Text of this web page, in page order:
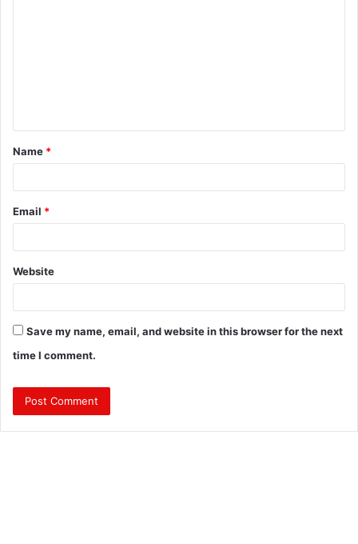
t
*
Name *
Email *
Website
Save my name, email, and website in this browser for the next
time I comment.